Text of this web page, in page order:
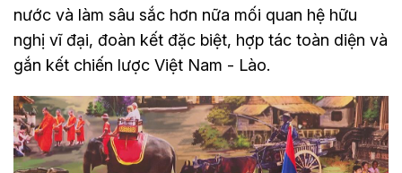
nước và làm sâu sắc hơn nữa mối quan hệ hữu
nghị vĩ đại, đoàn kết đặc biệt, hợp tác toàn diện và
gắn kết chiến lược Việt Nam - Lào.